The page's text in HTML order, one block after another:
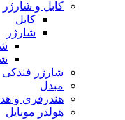
کابل و شارژر
کابل
شارژر
شارژر فندکی
مبدل
هندزفری و
هولدر موبایل